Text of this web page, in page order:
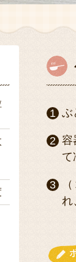
ぶ
容
て
れ